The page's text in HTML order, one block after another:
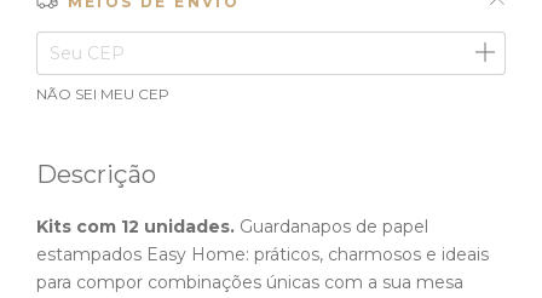
Entregas para o CEP:
ALTERAR CEP
NÃO SEI MEU CEP
Descrição
Kits com 12 unidades. Guardanapos de papel
estampados Easy Home: práticos, charmosos e ideais
para compor combinações únicas com a sua mesa